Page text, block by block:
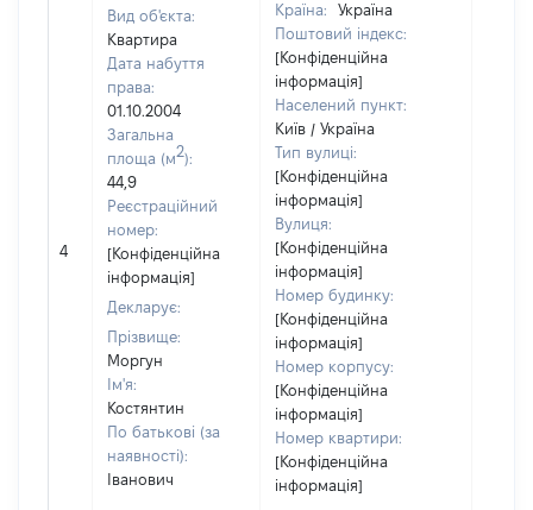
4
Вид об'єкта:
Квартира
Дата набуття
права:
01.10.2004
Загальна
площа (м2):
44,9
Реєстраційний
номер:
[Конфіденційна
інформація]
Декларує:
Прізвище:
Моргун
Ім'я:
Костянтин
По батькові (за
наявності):
Іванович
Країна:
Україна
Поштовий індекс:
[Конфіденційна
інформація]
Населений пункт:
Київ / Україна
Тип вулиці:
[Конфіденційна
інформація]
Вулиця:
[Конфіденційна
інформація]
Номер будинку:
[Конфіденційна
інформація]
Номер корпусу:
[Конфіденційна
інформація]
Номер квартири:
[Конфіденційна
інформація]